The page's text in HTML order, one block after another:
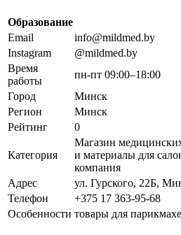
Образование
Email
info@mildmed.by
Instagram
@mildmed.by
Время
работы
пн-пт 09:00–18:00
Город
Минск
Регион
Минск
Рейтинг
0
Категория
Магазин
и материалы для
компания
Адрес
ул. Гурского, 22Б,
Телефон
+375 17 363-95-68
Особенности товары для